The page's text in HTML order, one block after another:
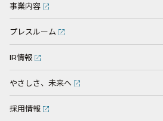
事業内容
プレスルーム
IR情報
やさしさ、未来へ
採用情報